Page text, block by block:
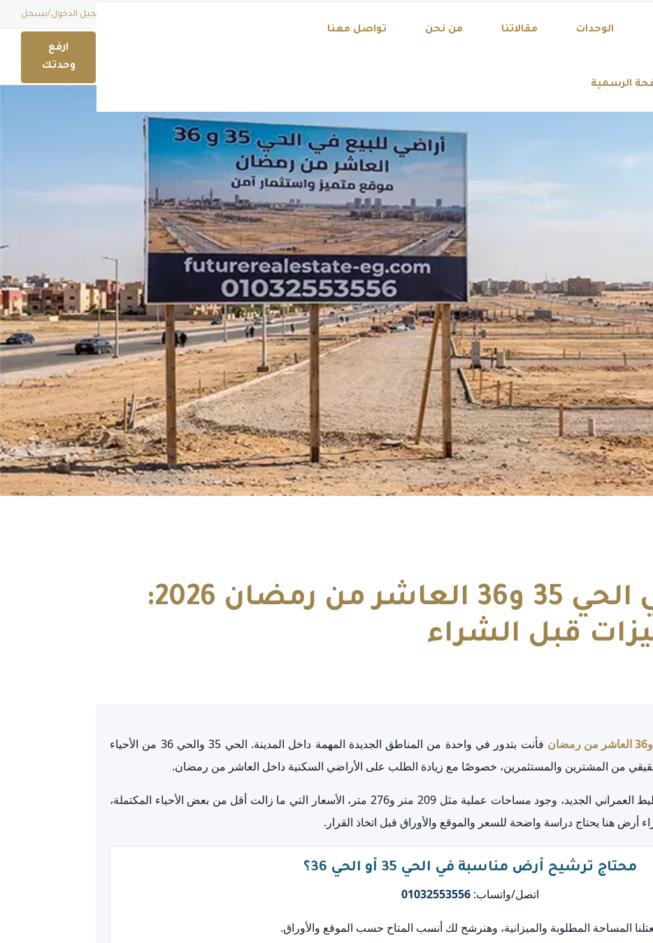
Discover Your Dream تسجيل الدخول/يسجل
الوحدات مقالاتنا من نحن تواصل معنا
الرسمية
ارفع
وحدتك
أراضي للبيع في الحي 35 و36 العاشر من رمضان 2026:
قبل الشراء
فأنت بتدور في واحدة من المناطق الجديدة المهمة داخل المدينة. الحي 35 والحي 36 من الأحياء
من المشترين والمستثمرين، خصوصًا مع زيادة الطلب على الأراضي السكنية داخل العاشر من رمضان.
أهمية المنطقة ترجع لعدة عوامل: التخطيط العمراني الجديد، وجود مساحات عملية مثل 209 متر و276 متر، الأسعار التي ما زالت أقل من بعض الأحياء المكتملة،
محتاج ترشيح أرض مناسبة في الحي 35 أو الحي 36؟
اتصل/واتساب:01032553556
المساحة المطلوبة والميزانية، وهنرشح لك أنسب المتاح حسب الموقع والأوراق.